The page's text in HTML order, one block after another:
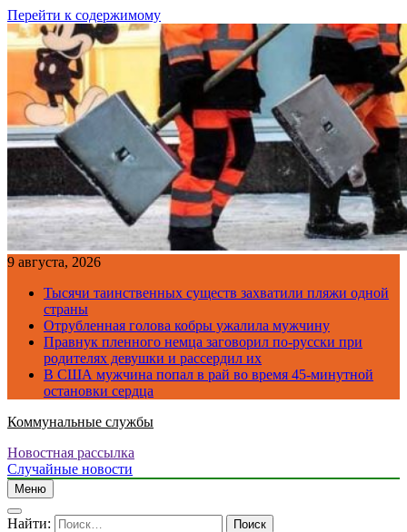
Перейти к содержимому
9 августа, 2026
Тысячи таинственных существ захватили пляжи одной
страны
Отрубленная голова кобры ужалила мужчину
Правнук пленного немца заговорил по-русски при
родителях девушки и рассердил их
В США мужчина попал в рай во время 45-минутной
остановки сердца
Коммунальные службы
Новостная рассылка
Случайные новости
Меню
Найти: